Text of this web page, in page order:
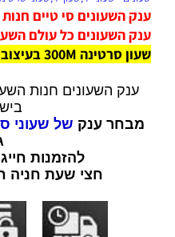
ענק השעונים סי טיים
ענק השעונים כל עולם
שעון סרטינה 300M בעיצוב יוקרתי ומרשים דגם חדש
ענק השעונים חנות
מבחר ענק של שעוני
להזמנות חייגו: 03-
חצי שעת חניה